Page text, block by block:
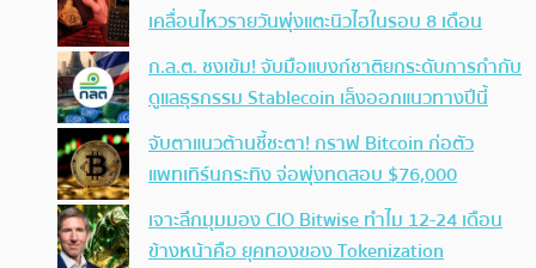
เคลื่อนไหวรายวันพุ่งแตะนิวไฮในรอบ 8 เดือน
ก.ล.ต. ชงเข้ม! จับมือแบงก์ชาติยกระดับการกำกับ
ดูแลธุรกรรม Stablecoin เล็งออกแนวทางปีนี้
จับตาแนวต้านชี้ชะตา! กราฟ Bitcoin ก่อตัว
แพทเทิร์นกระทิง จ่อพุ่งทดสอบ $76,000
เจาะลึกมุมมอง CIO Bitwise ทำไม 12-24 เดือน
ข้างหน้าคือ ยุคทองของ Tokenization